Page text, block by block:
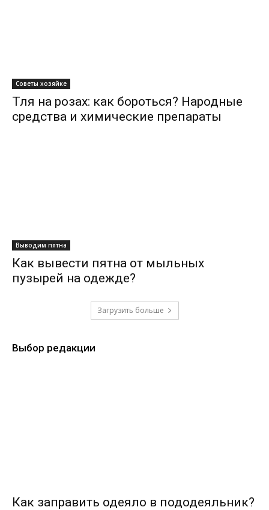
Советы хозяйке
Тля на розах: как бороться? Народные
средства и химические препараты
Выводим пятна
Как вывести пятна от мыльных
пузырей на одежде?
Загрузить больше
Выбор редакции
Как заправить одеяло в пододеяльник?